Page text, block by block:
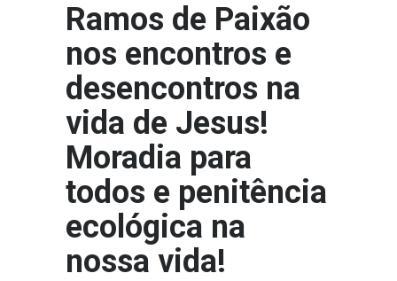
Ramos de Paixão
nos encontros e
desencontros na
vida de Jesus!
Moradia para
todos e penitência
ecológica na
nossa vida!